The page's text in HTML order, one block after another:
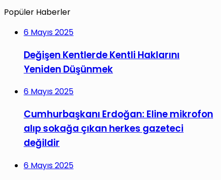
Popüler Haberler
6 Mayıs 2025
Değişen Kentlerde Kentli Haklarını
Yeniden Düşünmek
6 Mayıs 2025
Cumhurbaşkanı Erdoğan: Eline mikrofon
alıp sokağa çıkan herkes gazeteci
değildir
6 Mayıs 2025